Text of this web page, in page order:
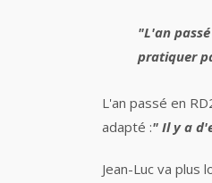
"L'an
pratiquer
L'an passé en
adapté :" Il y a
Jean-Luc va plus